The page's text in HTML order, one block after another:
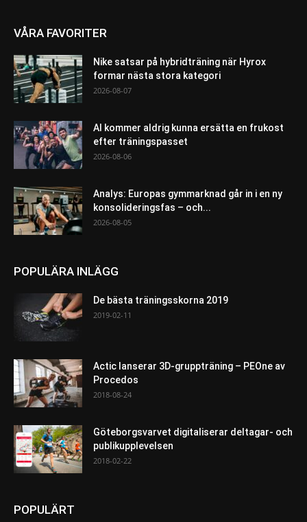
VÅRA FAVORITER
Nike satsar på hybridträning när Hyrox
formar nästa stora kategori
2026-08-07
AI kommer aldrig kunna ersätta en frukost
efter träningspasset
2026-08-06
Analys: Europas gymmarknad går in i en ny
konsolideringsfas – och...
2026-08-05
POPULÄRA INLÄGG
De bästa träningsskorna 2019
2019-02-11
Actic lanserar 3D-gruppträning – PEOne av
Procedos
2018-08-24
Göteborgsvarvet digitaliserar deltagar- och
publikupplevelsen
2018-02-22
POPULÄRT